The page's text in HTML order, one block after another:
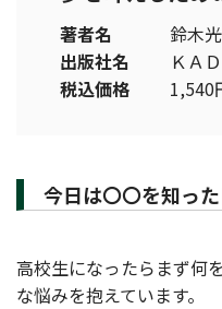
著者名
鈴木
出版社名
ＫＡ
税込価格
1,540
今日は〇〇を知っ
高校生になったらまず何
な悩みを抱えています。